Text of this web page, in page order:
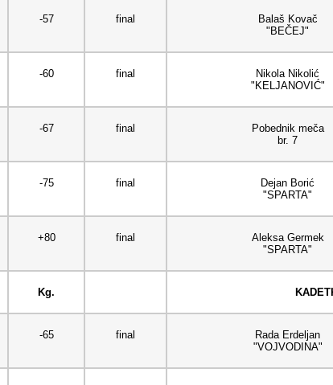
-57 final
Balaš Kovač
"BEČEJ"
-60 final
Nikola Nikolić
"KELJANOVIĆ"
-67 final
Pobednik meča
br. 7
-75 final
Dejan Borić
"SPARTA"
+80 final
Aleksa Germek
"SPARTA"
Kg.
-65 final
Rada Erdeljan
"VOJVODINA"